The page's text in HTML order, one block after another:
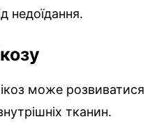
недоїдання.
може розвиватися
тканин.